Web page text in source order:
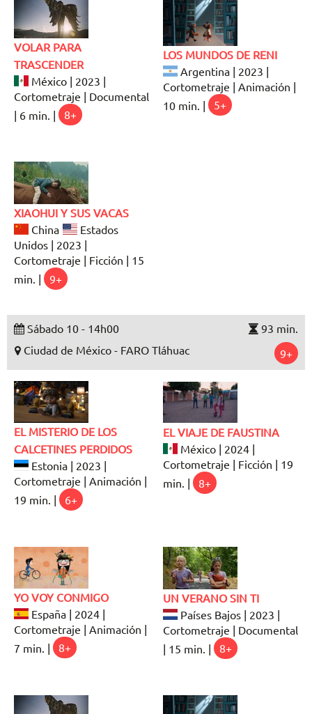
VOLAR PARA
TRASCENDER
México | 2023 |
Cortometraje | Documental
| 6 min. |
8+
LOS MUNDOS DE RENI
Argentina | 2023 |
Cortometraje | Animación |
10 min. |
5+
XIAOHUI Y SUS VACAS
China
Estados
Unidos | 2023 |
Cortometraje | Ficción | 15
min. |
9+
Sábado 10 - 14h00
93 min.
Ciudad de México - FARO Tláhuac
9+
EL MISTERIO DE LOS
CALCETINES PERDIDOS
Estonia | 2023 |
Cortometraje | Animación |
19 min. |
6+
EL VIAJE DE FAUSTINA
México | 2024 |
Cortometraje | Ficción | 19
min. |
8+
YO VOY CONMIGO
España | 2024 |
Cortometraje | Animación |
7 min. |
8+
UN VERANO SIN TI
Países Bajos | 2023 |
Cortometraje | Documental
| 15 min. |
8+